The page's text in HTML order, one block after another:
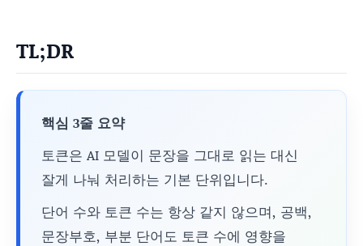
TL;DR
핵심 3줄 요약
토큰은 AI 모델이 문장을 그대로 읽는 대신
잘게 나눠 처리하는 기본 단위입니다.
단어 수와 토큰 수는 항상 같지 않으며, 공백,
문장부호, 부분 단어도 토큰 수에 영향을